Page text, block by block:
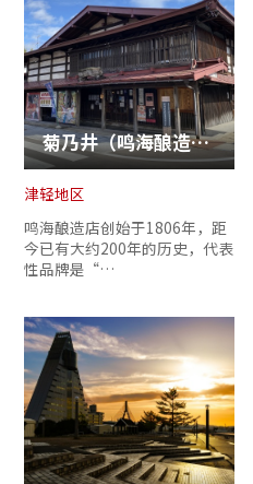
菊乃井（鸣海酿造店）
津轻地区
鸣海酿造店创始于1806年，距
今已有大约200年的历史，代表
性品牌是“…